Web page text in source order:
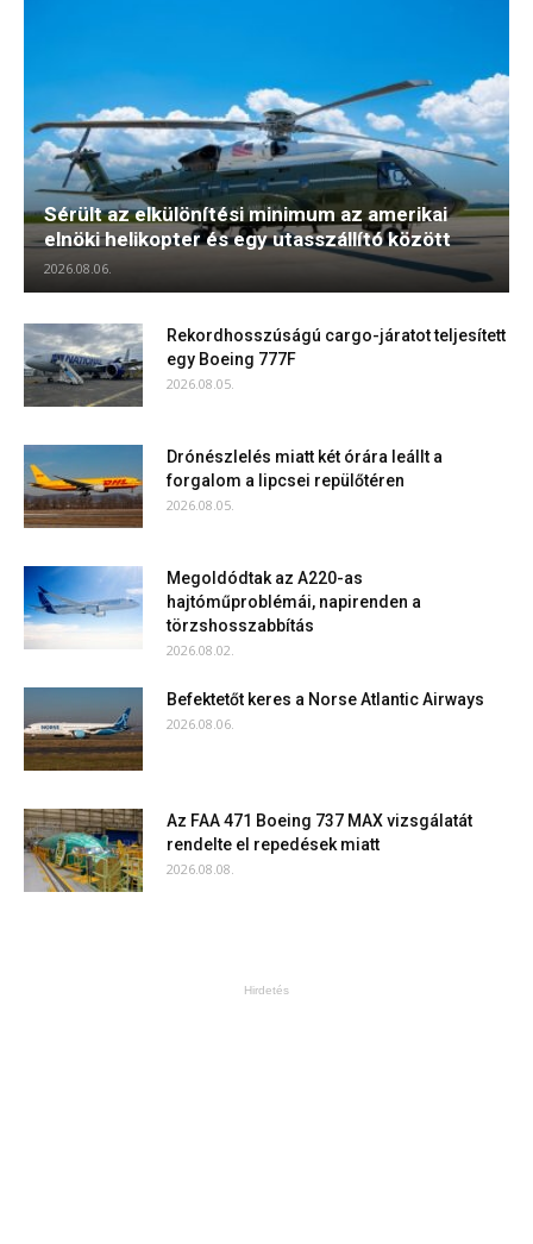
Sérült az elkülönítési minimum az amerikai
elnöki helikopter és egy utasszállító között
2026.08.06.
Rekordhosszúságú cargo-járatot teljesített
egy Boeing 777F
2026.08.05.
Drónészlelés miatt két órára leállt a
forgalom a lipcsei repülőtéren
2026.08.05.
Megoldódtak az A220-as
hajtóműproblémái, napirenden a
törzshosszabbítás
2026.08.02.
Befektetőt keres a Norse Atlantic Airways
2026.08.06.
Az FAA 471 Boeing 737 MAX vizsgálatát
rendelte el repedések miatt
2026.08.08.
Hirdetés